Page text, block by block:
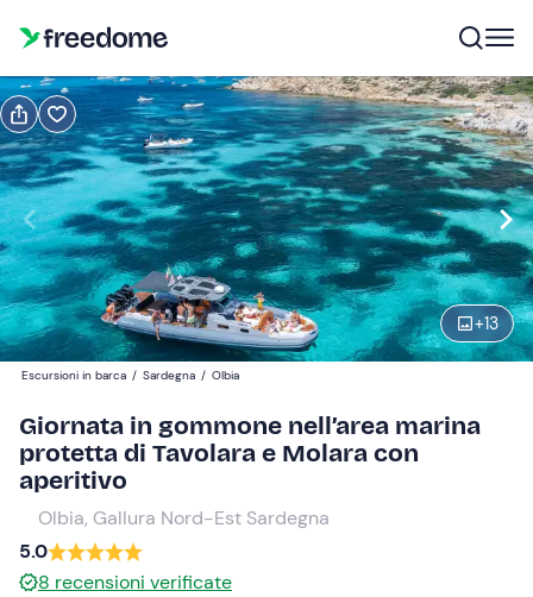
+13
Prenota Regala
Navigate
forward
to
interact
with
the
and
select
a
Press
the
question
Modifica
09:30 Modifica
Adulti
180 €
1
Bambini
180 €
0
Escursioni in barca / Sardegna / Olbia
Giornata in gommone nell’area marina
protetta di Tavolara e Molara con
aperitivo
Olbia, Gallura Nord-Est Sardegna
5.0
8 recensioni verificate